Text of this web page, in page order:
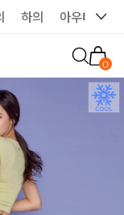
하의 아우터
0